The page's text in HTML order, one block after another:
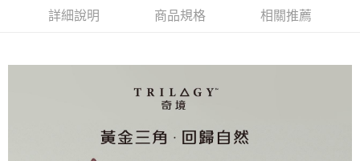
※ 交易是否成功請以「AFTEE先享後付 」之結帳頁面顯示為準，若有關於
是否繳費成功／繳費後需取消欲退款等相關疑問，請聯繫「AFTEE先享後付
【注意事項】
易，需依本服務之必要範圍內提供個人資料，並將交易相關給付款項請求債
權轉讓予恩沛科技股份有限公司。
https://aftee.tw/terms/#terms3
付款後7-11取貨
一般宅配
詳細說明 商品規格 相關推薦